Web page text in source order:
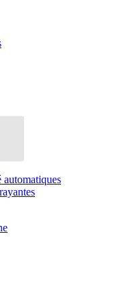
automatiques